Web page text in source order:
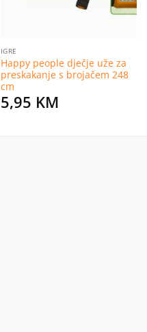
IGRE
Happy people dječje uže za
preskakanje s brojačem 248
cm
5,95 KM